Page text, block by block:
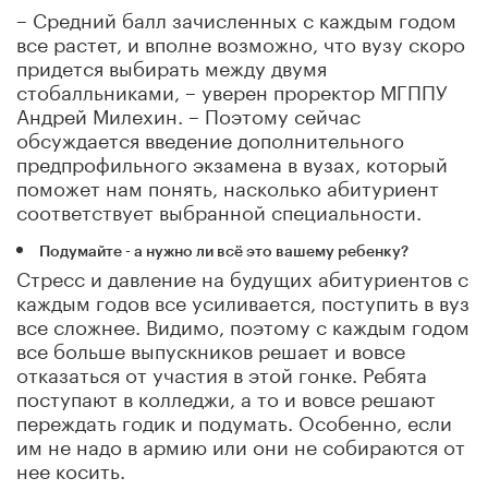
– Средний балл зачисленных с каждым годом
все растет, и вполне возможно, что вузу скоро
придется выбирать между двумя
стобалльниками, – уверен проректор МГППУ
Андрей Милехин. – Поэтому сейчас
обсуждается введение дополнительного
предпрофильного экзамена в вузах, который
поможет нам понять, насколько абитуриент
соответствует выбранной специальности.
Подумайте - а нужно ли всё это вашему ребенку?
Стресс и давление на будущих абитуриентов с
каждым годов все усиливается, поступить в вуз
все сложнее. Видимо, поэтому с каждым годом
все больше выпускников решает и вовсе
отказаться от участия в этой гонке. Ребята
поступают в колледжи, а то и вовсе решают
переждать годик и подумать. Особенно, если
им не надо в армию или они не собираются от
нее косить.